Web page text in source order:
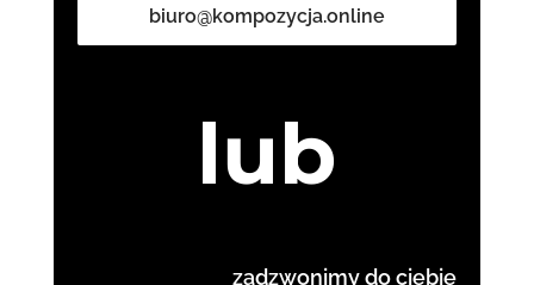
biuro@kompozycja.online
lub
zadzwonimy do ciebie